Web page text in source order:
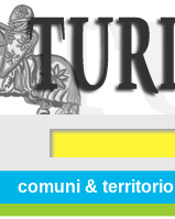
comuni & territorio